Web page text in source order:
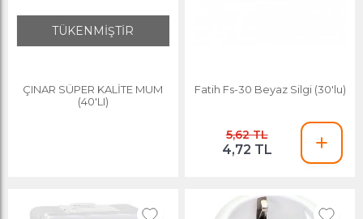
TÜKENMİŞTİR
ÇINAR SÜPER KALİTE MUM
(40'LI)
Fatih Fs-30 Beyaz Silgi (30'lu)
5,62 TL
4,72 TL